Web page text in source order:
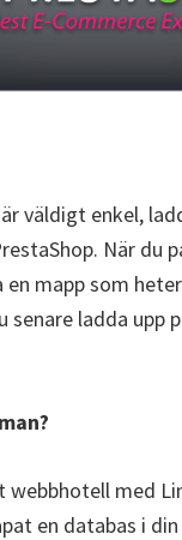
väldigt enkel,
När du
mapp som
senare ladda upp
webbhotell med
en databas i